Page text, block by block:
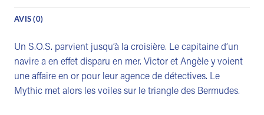
AVIS (0)
Un S.O.S. parvient jusqu’à la croisière. Le capitaine d’un
navire a en effet disparu en mer. Victor et Angèle y voient
une affaire en or pour leur agence de détectives. Le
Mythic met alors les voiles sur le triangle des Bermudes.